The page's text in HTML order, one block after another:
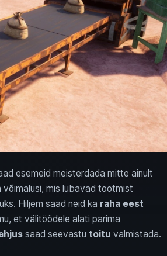
esemeid meisterdada mitte ainult
mis lubavad tootmist
Hiljem saad neid ka raha eest
et välitöödele alati parima
saad seevastu toitu valmistada.